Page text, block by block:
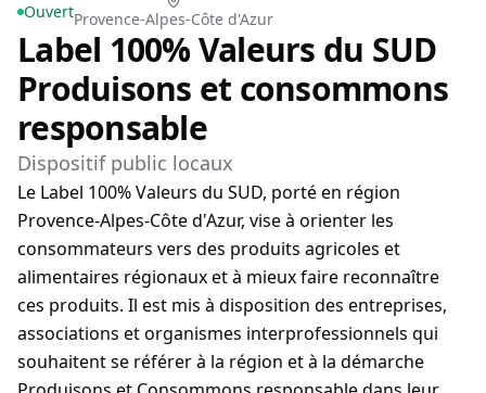
OuvertProvence-Alpes-Côte d'Azur
Label 100% Valeurs du SUD
Produisons et consommons
responsable
Dispositif public locaux
Le Label 100% Valeurs du SUD, porté en région
Provence-Alpes-Côte d'Azur, vise à orienter les
consommateurs vers des produits agricoles et
alimentaires régionaux et à mieux faire reconnaître
ces produits. Il est mis à disposition des entreprises,
associations et organismes interprofessionnels qui
souhaitent se référer à la région et à la démarche